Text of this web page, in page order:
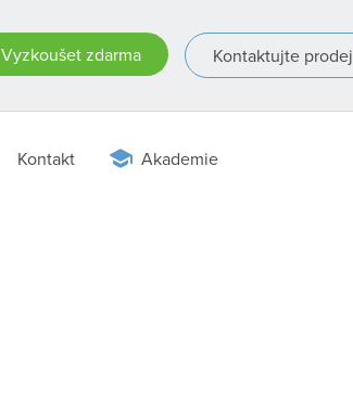
Vyzkoušet zdarma Kontaktujte prodej
Kontakt Akademie